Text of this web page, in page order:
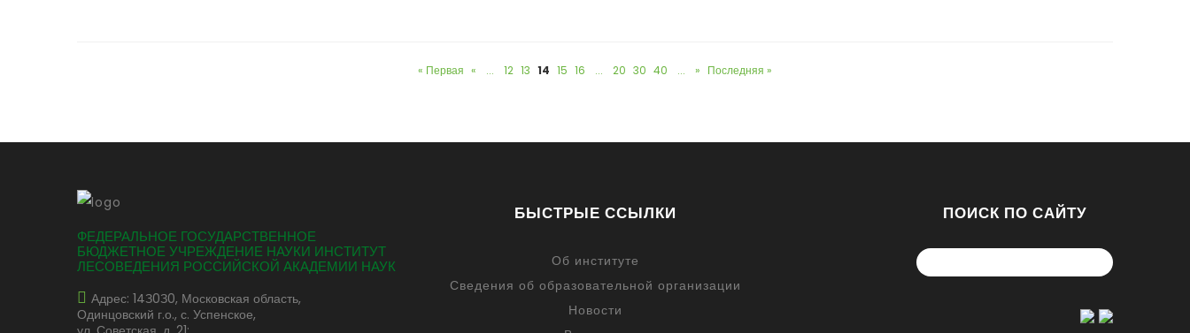
« Первая « ... 12 13 14 15 16 ... 20 30 40 ... » Последняя »
ФЕДЕРАЛЬНОЕ ГОСУДАРСТВЕННОЕ
БЮДЖЕТНОЕ УЧРЕЖДЕНИЕ НАУКИ ИНСТИТУТ
ЛЕСОВЕДЕНИЯ РОССИЙСКОЙ АКАДЕМИИ НАУК
Адрес: 14З0З0, Московская область,
Одинцовский г.о., с. Успенское,
БЫСТРЫЕ ССЫЛКИ
Об институте
Сведения об образовательной организации
Новости
ПОИСК ПО САЙТУ